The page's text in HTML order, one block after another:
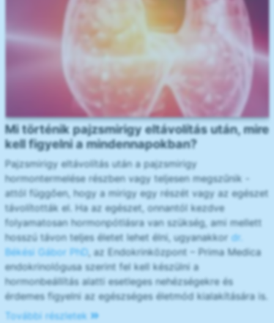
Mi történik pajzsmirigy eltávolítás után, mire
kell figyelni a mindennapokban?
Pajzsmirigy eltávolítás után a pajzsmirigy
hormontermelése részben vagy teljesen megszűnik -
attól függően, hogy a mirigy egy részét vagy az egészet
távolították el. Ha az egészet, onnantól kezdve
folyamatosan hormonpótlásra van szükség, ami mellett
hosszú távon teljes életet lehet élni, ugyanakkor dr.
Békési Gábor PhD
, az Endokrinközpont – Prima Medica
endokrinológusa szerint fel kell készülni a
hormonbeállítás alatti esetleges nehézségekre és
érdemes figyelni az egészséges életmód kialakítására is.
További részletek